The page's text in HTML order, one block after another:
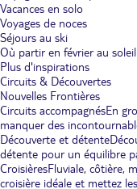
Vacances en solo
Voyages de noces
Séjours au ski
Où partir en février au
Plus d'inspirations
Circuits & Découvertes
Nouvelles Frontières
Circuits accompagnésEn
manquer des
Découverte et détente
détente pour un équilibre
CroisièresFluviale, côtière,
croisière idéale et mettez